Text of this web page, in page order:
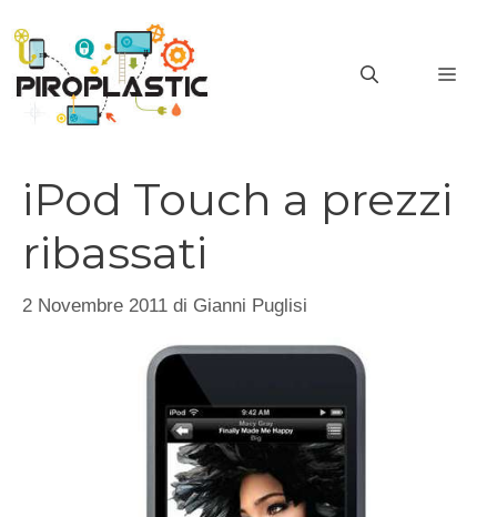
contenuto
iPod Touch a prezzi
ribassati
2 Novembre 2011 di Gianni Puglisi